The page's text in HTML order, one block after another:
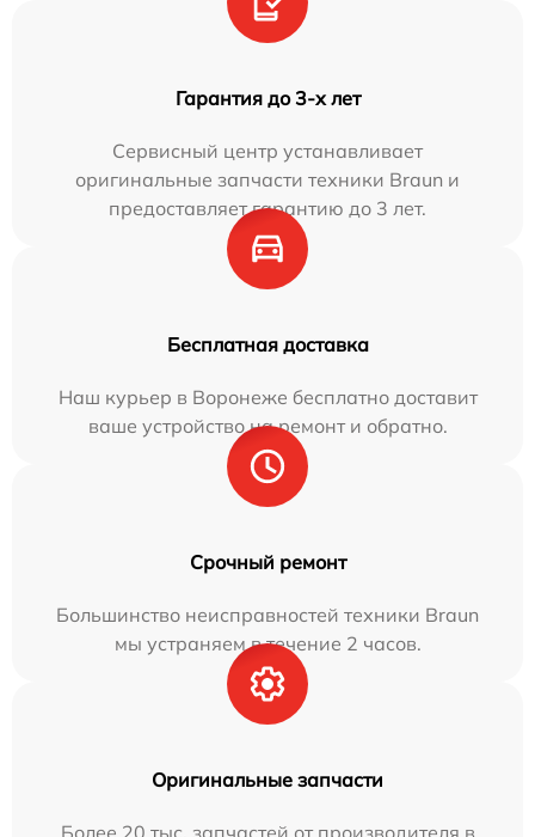
Гарантия до 3-х лет
Сервисный центр устанавливает
оригинальные запчасти техники Braun и
предоставляет гарантию до 3 лет.
Бесплатная доставка
Наш курьер в Воронеже бесплатно доставит
ваше устройство на ремонт и обратно.
Срочный ремонт
Большинство неисправностей техники Braun
мы устраняем в течение 2 часов.
Оригинальные запчасти
Более 20 тыс. запчастей от производителя в